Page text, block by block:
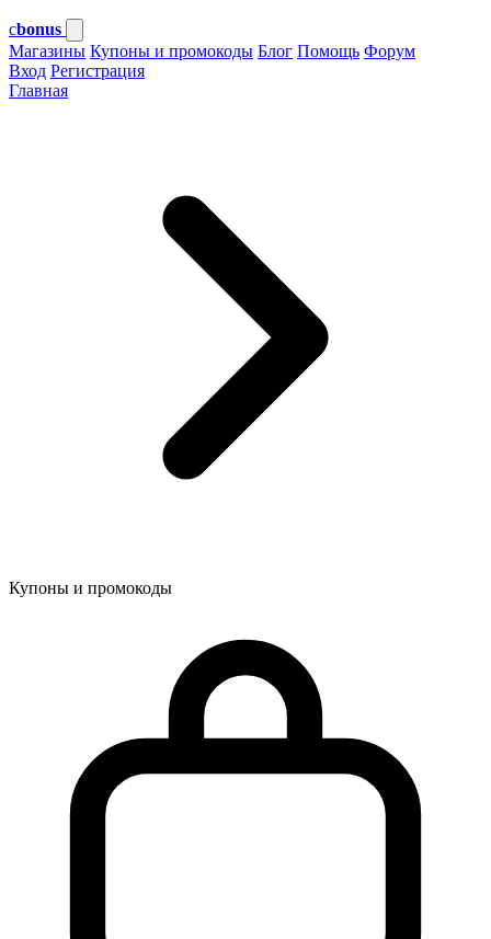
cbonus
Магазины Купоны и промокоды Блог Помощь Форум
Вход Регистрация
Главная
Купоны и промокоды